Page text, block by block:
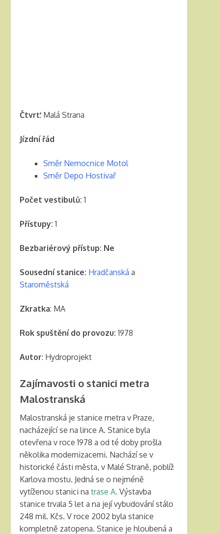
Čtvrť: Malá Strana
Jízdní řád
Směr Nemocnice Motol
Směr Depo Hostivař
Počet vestibulů:1
Přístupy: 1
Bezbariérový přístup: Ne
Sousední stanice: Hradčanská a
Staroměstská
Zkratka: MA
Rok spuštění do provozu:1978
Autor: Hydroprojekt
Zajímavosti o stanici metra
Malostranská
Malostranská je stanice metra v Praze,
nacházející se na lince A. Stanice byla
otevřena v roce 1978 a od té doby prošla
několika modernizacemi. Nachází se v
historické části města, v Malé Straně, poblíž
Karlova mostu. Jedná se o nejméně
vytíženou stanici natrase A.Výstavba
stanice trvala 5 let a na její vybudování stálo
248 mil. Kčs. V roce 2002 byla stanice
kompletně zatopena. Stanice je hloubená a